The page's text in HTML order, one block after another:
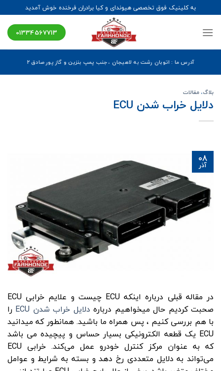
to
content
به کلینیک فوق تخصصی هیوندای و کیا برادران فرخنده خوش آمدید
01334567713
آدرس ما : اتوبان رشت به لاهیجان ، جنب پمپ بنزین و گاز پور صادق ۲
بلاگ، مقالات
دلایل خراب شدن ECU
08
آذر
در مقاله قبلی درباره اینکه ECU چیست و علایم خرابی ECU
صحبت کردیم حال میخواهیم درباره دلایل خراب شدن ECU
را
با هم بررسی کنیم ، پس همراه ما باشید. همانطور که میدانید
ECU یک قطعه الکترونیکی بسیار حساس و پیچیده می باشد
که به عنوان مرکز کنترل خودرو عمل می‌کند. خرابی ECU
می‌تواند به دلایل متعددی رخ دهد و بسته به شرایط و عوامل